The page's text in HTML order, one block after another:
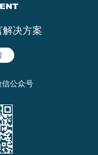
决方案
信公众号